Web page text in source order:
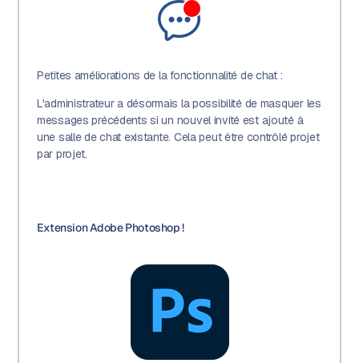
Petites améliorations de la fonctionnalité de chat :
L'administrateur a désormais la possibilité de masquer les
messages précédents si un nouvel invité est ajouté à
une salle de chat existante. Cela peut être contrôlé projet
par projet.
Extension Adobe Photoshop !